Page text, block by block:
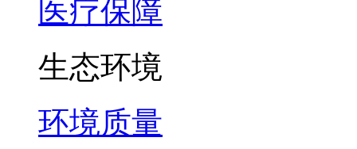
医疗保障
生态环境
环境质量